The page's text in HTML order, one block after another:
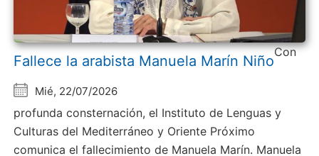
Fallece la arabista Manuela Marín Niño
Mié, 22/07/2026
Con
profunda consternación, el Instituto de Lenguas y
Culturas del Mediterráneo y Oriente Próximo
comunica el fallecimiento de Manuela Marín. Manuela